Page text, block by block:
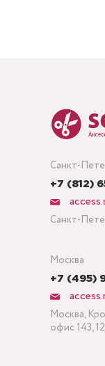
Санкт-
+7 (812)
Санкт-
Москва
+7 (495)
Москва,
офис 143,